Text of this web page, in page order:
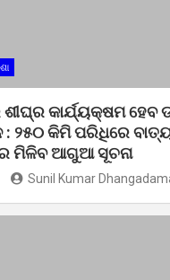
କାର୍ଯ୍ୟକ୍ଷମ ହେବ
: ୨୫୦ କିମି ପରିଧିରେ
ମିଳିବ ଆଗୁଆ ସୂଚନା
Sunil Kumar